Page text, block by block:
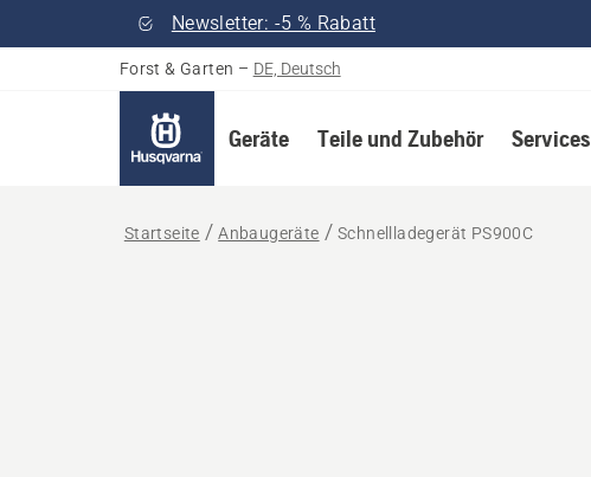
Newsletter: -5 % Rabatt
Forst & Garten – DE, Deutsch
Geräte Teile und Zubehör Services
Startseite Anbaugeräte Schnellladegerät PS900C